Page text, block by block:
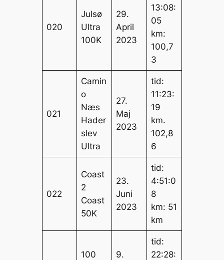
020
Julsø
Ultra
100K
29.
April
2023
13:08:
05
km:
100,7
3
021
Camin
o
Næs
Hader
slev
Ultra
27.
Maj
2023
tid:
11:23:
19
km.
102,8
6
022
Coast
2
Coast
50K
23.
Juni
2023
tid:
4:51:0
8
km: 51
km
100
9.
tid:
22:28: